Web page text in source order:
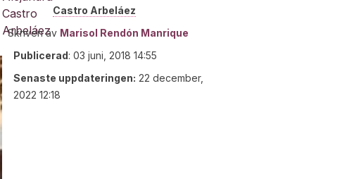
Castro Arbeláez
Skriven av Marisol Rendón Manrique
Publicerad: 03 juni, 2018 14:55
Senaste uppdateringen: 22 december,
2022 12:18